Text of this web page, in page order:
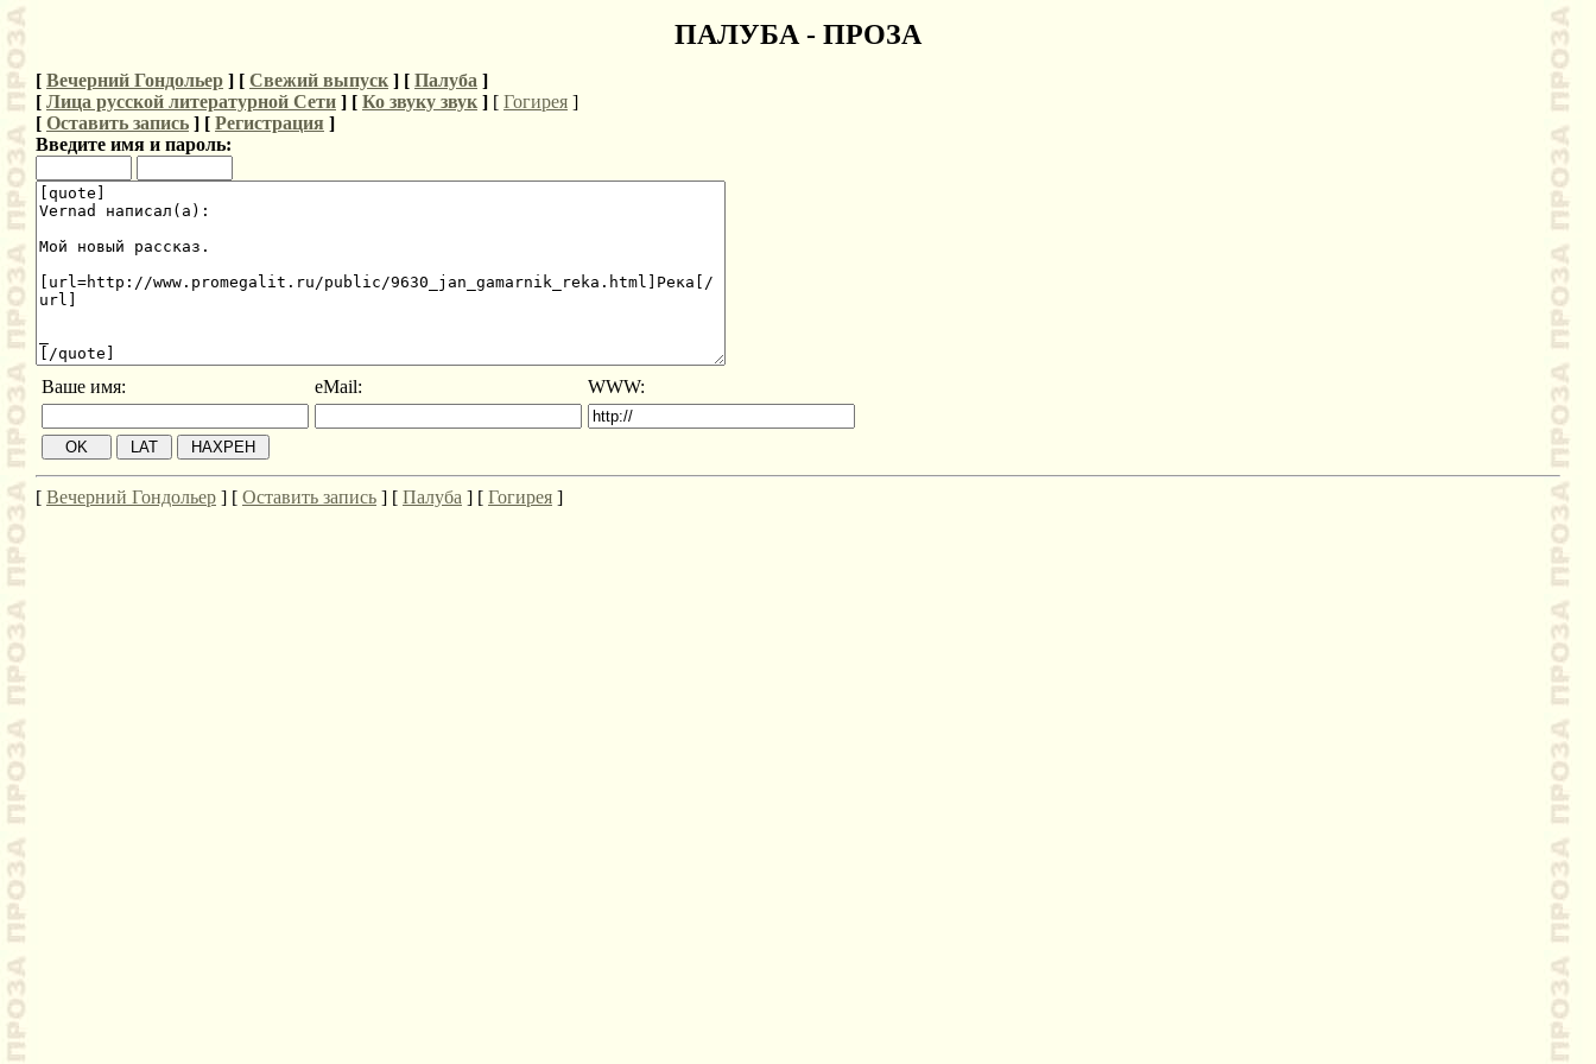
ПАЛУБА - ПРОЗА
[ Вечерний Гондольер ] [ Свежий выпуск ] [ Палуба ]
[ Лица русской литературной Сети ] [ Ко звуку звук ] [ Гогирея ]
[ Оставить запись ] [ Регистрация ]
Введите имя и пароль:
Ваше имя: eMail: WWW:
[ Вечерний Гондольер ] [ Оставить запись ] [ Палуба ] [ Гогирея ]